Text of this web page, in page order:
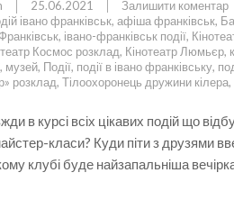
25.06.2021 Залишити коментардо
у
в
івано франківськ, афіша франківськ,
, івано-франківськ події,
Космос розклад, Кінотеатр Люмьєр,
, музей, Події, події в івано франківську,
розклад, Тілоохоронець дружини кілера,
в курсі всіх цікавих подій що
класи? Куди піти з друзями
клубі буде найзапальніша